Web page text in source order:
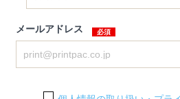
メールアドレス